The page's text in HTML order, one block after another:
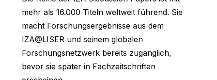
mehr als 16.000 Titeln weltweit führend. Sie
macht Forschungsergebnisse aus dem
IZA@LISER und seinem globalen
Forschungsnetzwerk bereits zugänglich,
bevor sie später in Fachzeitschriften